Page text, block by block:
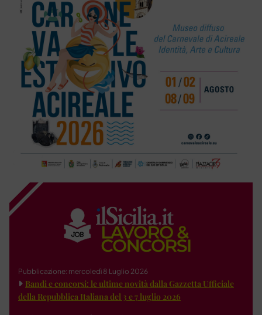
Pubblicazione: mercoledì 8 Luglio 2026
Bandi e concorsi: le ultime novità dalla Gazzetta Ufficiale
della Repubblica Italiana del 3 e 7 luglio 2026